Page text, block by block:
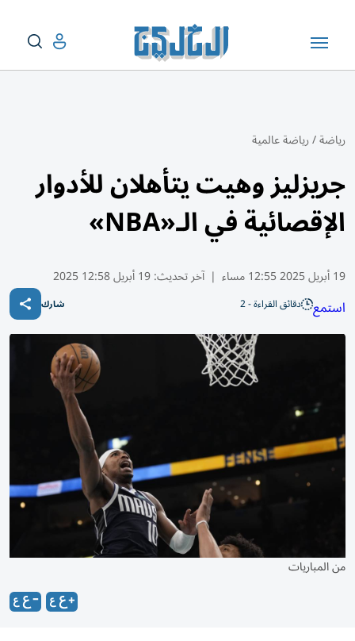
رياضة/رياضة عالمية
جريزليز وهيت يتأهلان للأدوار
الإقصائية في الـ«NBA»
19 أبريل 2025 12:55 مساء | آخر تحديث:19 أبريل 12:58 2025
استمع دقائق القراءة - 2 شارك
من المباريات